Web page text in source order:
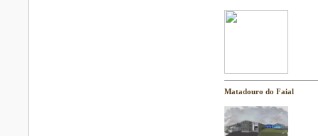
Matadouro do Faial